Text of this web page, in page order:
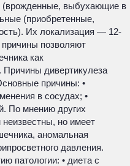
(врожденные, выбухающие в
(приобретенные,
Их локализация — 12-
позволяют
как
Причины дивертикулеза
причины: •
в сосудах; •
По мнению других
но имеет
аномальная
давления.
патологии: • диета с